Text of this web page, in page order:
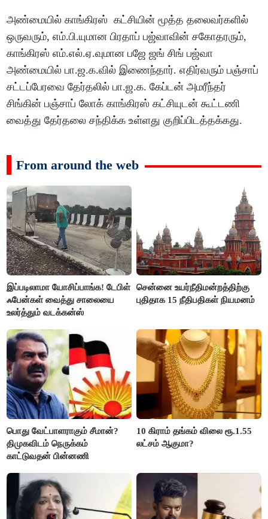
அண்மையில் காங்கிரஸ் கட்சியின் மூத்த தலைவர்களில்
ஒருவரும், எம்.பி.யுமான பிரதாப் பஜ்வாவின் சகோதரரும்,
காங்கிரஸ் எம்.எல்.ஏ.வுமான பஜே ஜங் சிங் பஜ்வா
அண்மையில் பா.ஜ.க.வில் இணைந்தார். எதிர்வரும் பஞ்சாப்
சட்டப்பேரவை தேர்தலில் பா.ஜ.க. கேப்டன் அமரீந்தர்
சிங்கின் பஞ்சாப் லோக் காங்கிரஸ் கட்சியுடன் கூட்டணி
வைத்து தேர்தலை சந்திக்க உள்ளது குறிப்பிடத்தக்கது.
From around the web
இப்படிலாமா யோசிப்பாங்க! டேபிள்
ஃபேன்கள் வைத்து சாலையை
உலர்த்தும் வடக்கன்ஸ்
சென்னை உயர்நீதிமன்றத்திற்கு
புதிதாக 15 நீதிபதிகள் நியமனம்
பொது வேட்பாளராகும் சீமான்?
திமுகவிடம் நெருக்கம்
காட்டுவதன் பின்னணி
10 கிராம் தங்கம் விலை ரூ.1.55
லட்சம் ஆகுமா?